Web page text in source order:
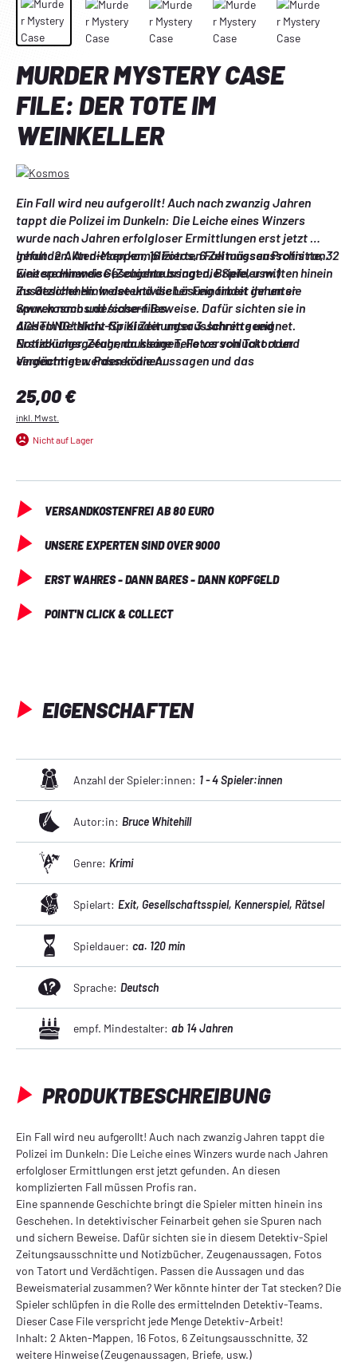
MURDER MYSTERY CASE
FILE: DER TOTE IM
WEINKELLER
Ein Fall wird neu aufgerollt! Auch nach zwanzig Jahren
tappt die Polizei im Dunkeln: Die Leiche eines Winzers
wurde nach Jahren erfolgloser Ermittlungen erst jetzt
gefunden. An diesen komplizierten Fall müssen Profis ran.
Eine spannende Geschichte bringt die Spieler mitten hinein
ins Geschehen. In detektivischer Feinarbeit gehen sie
Spuren nach und sichern Beweise. Dafür sichten sie in
diesem Detektiv-Spiel Zeitungsausschnitte und
Notizbücher, Zeugenaussagen, Fotos von Tatort und
Verdächtigen. Passen die Aussagen und das
stecken? Die Spieler schlüpfen in die Rolle des ermittelnden
Detektiv-Teams. Dieser Case File verspricht jede Menge
Detektiv-Arbeit!
Inhalt: 2 Akten-Mappen, 16 Fotos, 6 Zeitungsausschnitte, 32
weitere Hinweise (Zeugenaussagen, Briefe, usw.)
Zusätzliche Hinweise und die Lösung findet ihr unter
www.kosmos.de/case-files
ACHTUNG! Nicht für Kinder unter 3 Jahren geeignet.
Erstickungsgefahr, da kleine Teile verschluckt oder
eingeatmet werden können.
Regulärer Preis:
25,00 €
inkl. Mwst.
Nicht auf Lager
VERSANDKOSTENFREI AB 80 EURO
UNSERE EXPERTEN SIND OVER 9000
ERST WAHRES - DANN BARES - DANN KOPFGELD
POINT'N CLICK & COLLECT
PRODUKTBESCHREIBUNG
Ein Fall wird neu aufgerollt! Auch nach zwanzig Jahren tappt die
Polizei im Dunkeln: Die Leiche eines Winzers wurde nach Jahren
erfolgloser Ermittlungen erst jetzt gefunden. An diesen
komplizierten Fall müssen Profis ran.
Eine spannende Geschichte bringt die Spieler mitten hinein ins
Geschehen. In detektivischer Feinarbeit gehen sie Spuren nach
und sichern Beweise. Dafür sichten sie in diesem Detektiv-Spiel
Zeitungsausschnitte und Notizbücher, Zeugenaussagen, Fotos
von Tatort und Verdächtigen. Passen die Aussagen und das
Beweismaterial zusammen? Wer könnte hinter der Tat stecken? Die
Spieler schlüpfen in die Rolle des ermittelnden Detektiv-Teams.
Dieser Case File verspricht jede Menge Detektiv-Arbeit!
Inhalt: 2 Akten-Mappen, 16 Fotos, 6 Zeitungsausschnitte, 32
weitere Hinweise (Zeugenaussagen, Briefe, usw.)
EIGENSCHAFTEN
Anzahl der Spieler:innen: 1 - 4 Spieler:innen
Autor:in: Bruce Whitehill
Genre: Krimi
Spielart: Exit, Gesellschaftsspiel, Kennerspiel, Rätsel
Spieldauer: ca. 120 min
Sprache: Deutsch
empf. Mindestalter: ab 14 Jahren